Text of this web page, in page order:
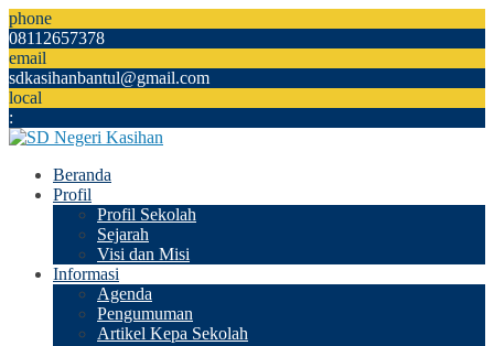
phone
08112657378
email
sdkasihanbantul@gmail.com
local
:
Beranda
Profil
Profil Sekolah
Sejarah
Visi dan Misi
Informasi
Agenda
Pengumuman
Artikel Kepa Sekolah